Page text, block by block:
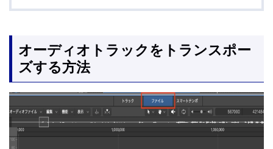
オーディオトラックをトランスポー
ズする方法